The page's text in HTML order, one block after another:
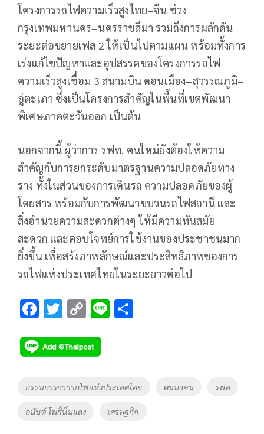
โครงการรถไฟความเร็วสูงไทย–จีน ช่วง
กรุงเทพมหานคร–นครราชสีมา รวมถึงการผลักดัน
ระยะต่อขยายเฟส 2 ให้เป็นไปตามแผน พร้อมทั้งการ
เร่งแก้ไขปัญหาและอุปสรรคของโครงการรถไฟ
ความเร็วสูงเชื่อม 3 สนามบิน ดอนเมือง–สุวรรณภูมิ–
อู่ตะเภา ซึ่งเป็นโครงการสำคัญในพื้นที่เขตพัฒนา
พิเศษภาคตะวันออก เป็นต้น
นอกจากนี้ ผู้ว่าการ รฟท. คนใหม่ยังต้องให้ความ
สำคัญกับการยกระดับมาตรฐานความปลอดภัยทาง
ราง ทั้งในส่วนของการเดินรถ ความปลอดภัยของผู้
โดยสาร พร้อมกับการพัฒนาขบวนรถไฟสถานี และ
สิ่งอำนวยความสะดวกต่างๆ ให้มีความทันสมัย
สะดวก และตอบโจทย์การใช้งานของประชาชนมาก
ยิ่งขึ้น เพื่อสร้งภาพลักษณ์และประสิทธิภาพของการ
รถไฟแห่งประเทศไทยในระยะยาวต่อไป
F
e
b
o
o
k
T
tt
er
C
p
y
Li
Li
Tags
กรรมการการรถไฟแห่งประเทศไทย คมนาคม รฟท
อนันต์ โพธิ์นิ่มแดง เศรษฐกิจ